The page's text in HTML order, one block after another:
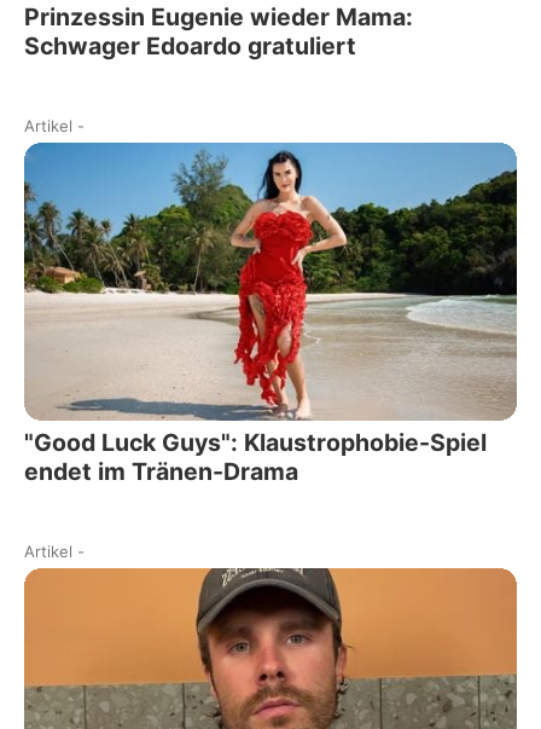
Prinzessin Eugenie wieder Mama:
Schwager Edoardo gratuliert
Artikel -
"Good Luck Guys": Klaustrophobie-Spiel
endet im Tränen-Drama
Artikel -